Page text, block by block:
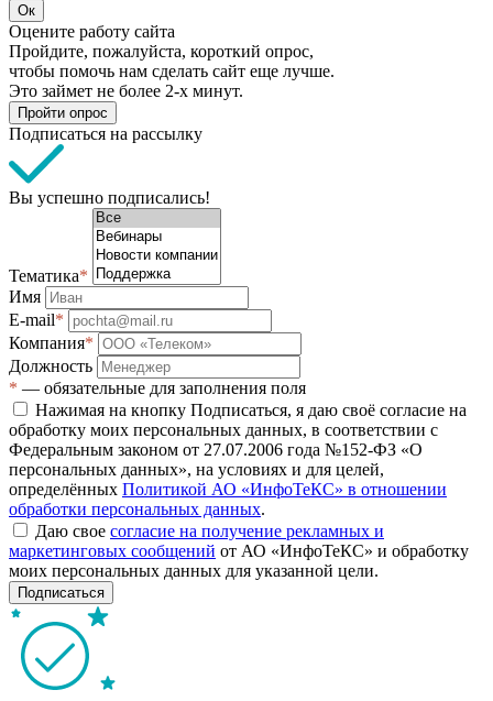
Ок
Оцените работу сайта
Пройдите, пожалуйста, короткий опрос,
чтобы помочь нам сделать сайт еще лучше.
Это займет не более 2-х минут.
Пройти опрос
Подписаться на рассылку
Вы успешно подписались!
Тематика*
Имя
E-mail*
Компания*
Должность
* — обязательные для заполнения поля
Нажимая на кнопку Подписаться, я даю своё согласие на
обработку моих персональных данных, в соответствии с
Федеральным законом от 27.07.2006 года №152-ФЗ «О
персональных данных», на условиях и для целей,
определённых Политикой АО «ИнфоТеКС» в отношении
обработки персональных данных.
Даю свое согласие на получение рекламных и
маркетинговых сообщений от АО «ИнфоТеКС» и обработку
моих персональных данных для указанной цели.
Подписаться